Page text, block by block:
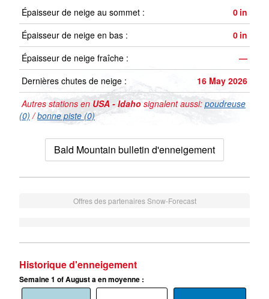
Épaisseur de neige au sommet : 0 in
Épaisseur de neige en bas :
0 in
Épaisseur de neige fraîche :
—
Dernières chutes de neige :
16 May 2026
Autres stations en USA - Idaho signalent aussi: poudreuse
(0) /bonne piste (0)
Bald Mountain bulletin d'enneigement
Offres des partenaires Snow-Forecast
Historique d'enneigement
Semaine 1 of August a en moyenne :